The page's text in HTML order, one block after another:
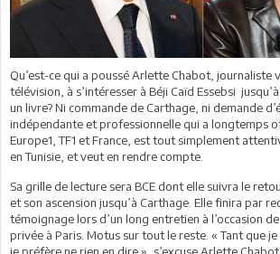
Qu’est-ce qui a poussé Arlette Chabot,
télévision, à s’intéresser à Béji Caïd Essebsi
un livre? Ni commande de Carthage, ni demande
indépendante et professionnelle qui a longtemps
Europe1, TF1 et France, est tout simplement
en Tunisie, et veut en rendre compte.
Sa grille de lecture sera BCE dont elle suivra le
et son ascension jusqu’à Carthage. Elle finira par
témoignage lors d’un long entretien à l’occasion
privée à Paris. Motus sur tout le reste. « Tant que je